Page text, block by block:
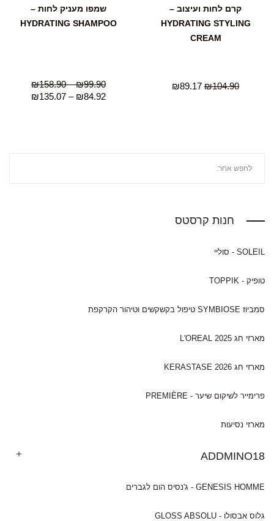
קרם לחות ועיצוב –
HYDRATING STYLING
CREAM
₪104.90
₪89.17
שמפו מעניק לחות –
HYDRATING SHAMPOO
₪99.90
–
₪158.90
₪84.92
–
₪135.07
חנות קרסטס
SOLEIL - סוליי
טופיק - TOPPIK
סמביוז SYMBIOSE טיפול בקשקשים וטיהור הקרקפת
מארזי חג 2025 L'OREAL
מארזי חג 2026 KERASTASE
פרימייר לשיקום שיער - PREMIÈRE
מארזי נסיעות
ADDMINO18
GENESIS HOMME - ג'נסיס הום לגברים
גלוס אבסולו - GLOSS ABSOLU